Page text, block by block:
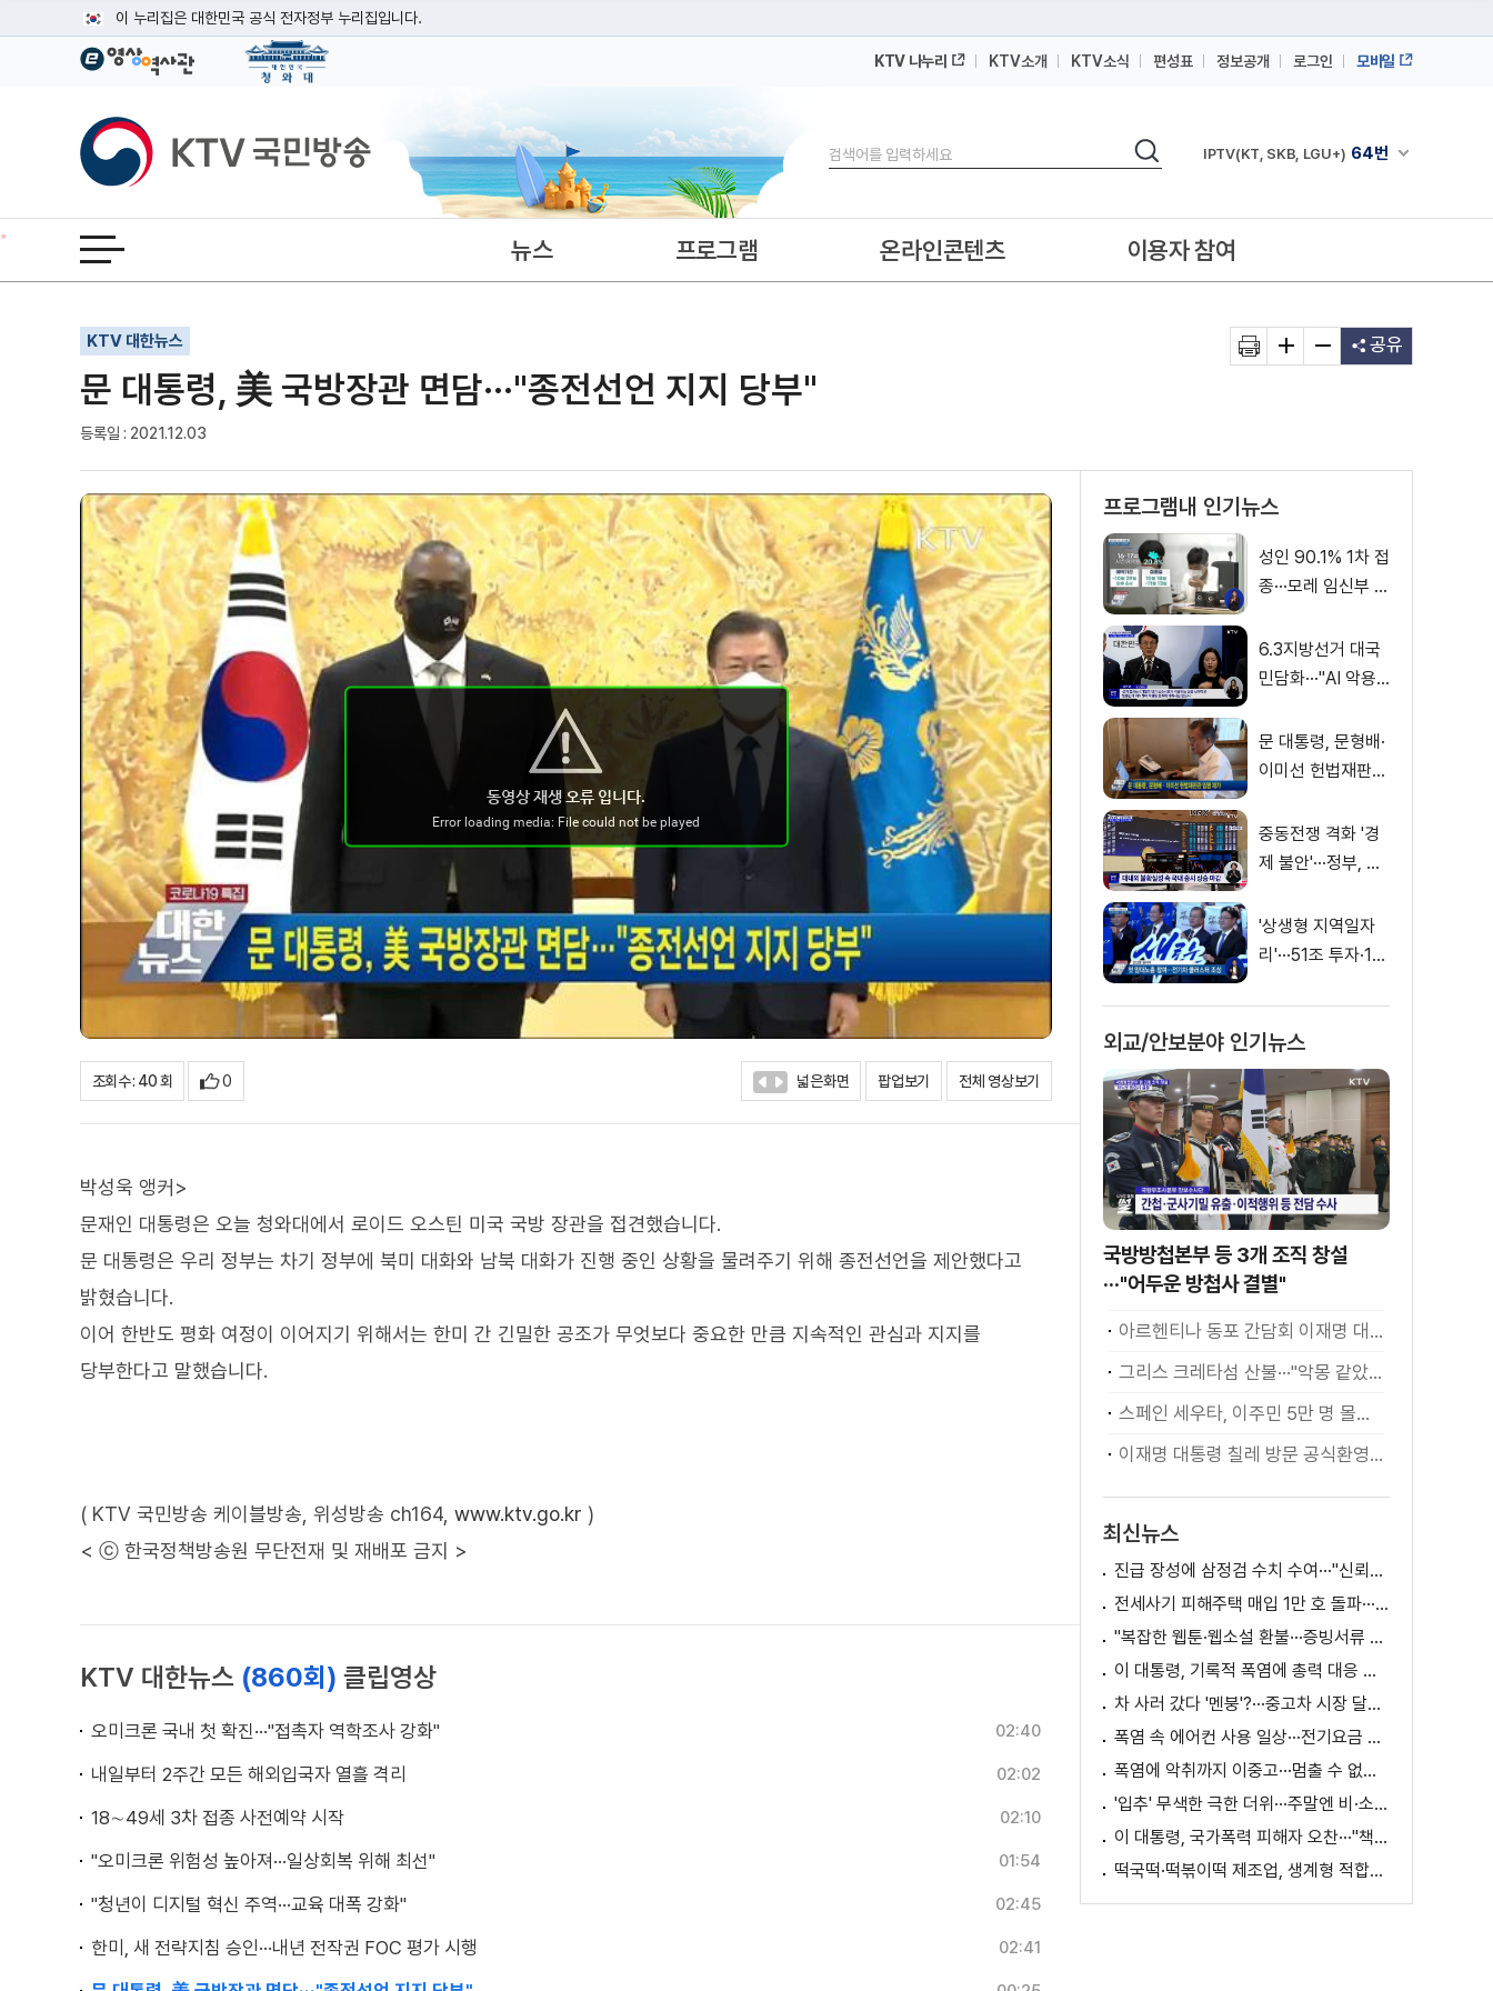
이 누리집은 대한민국 공식 전자정부 누리집입니다.
공식 누리집 주소 확인하기
이밖에 or.kr 또는 .kr등 다른 도메인 주소를 사용하고 있다면 아래 URL에서 도메인 주소를 확인해 보세요
운영중인 공식 누리집보기
KTV 나누리 KTV소개 KTV소식 편성표 정보공개 로그인 모바일
KTV국민방송
검색
검색 채널안내 펼쳐
IPTV(KT, SKB, LGU+) 64번
IPTV(KT, SKB, LGU+)
전체메뉴 열기 뉴스 프로그램 온라인콘텐츠 이용자 참여
KTV 대한뉴스
문 대통령, 美 국방장관 면담···"종전선언 지지 당부"
등록일 : 2021.12.03
기사인쇄
글자확대
글자축소 공유
조회수 : 40 회 0 넓은화면 팝업보기 전체 영상보기
박성욱 앵커>
문재인 대통령은 오늘 청와대에서 로이드 오스틴 미국 국방 장관을 접견했습니다.
문 대통령은 우리 정부는 차기 정부에 북미 대화와 남북 대화가 진행 중인 상황을 물려주기 위해 종전선언을 제안했다고
밝혔습니다.
이어 한반도 평화 여정이 이어지기 위해서는 한미 간 긴밀한 공조가 무엇보다 중요한 만큼 지속적인 관심과 지지를
당부한다고 말했습니다.
( KTV 국민방송 케이블방송, 위성방송 ch164, www.ktv.go.kr )
< ⓒ 한국정책방송원 무단전재 및 재배포 금지 >
KTV 대한뉴스 (860회) 클립영상
오미크론 국내 첫 확진···"접촉자 역학조사 강화" 02:40
내일부터 2주간 모든 해외입국자 열흘 격리 02:02
18∼49세 3차 접종 사전예약 시작 02:10
"오미크론 위험성 높아져···일상회복 위해 최선" 01:54
"청년이 디지털 혁신 주역···교육 대폭 강화" 02:45
한미, 새 전략지침 승인···내년 전작권 FOC 평가 시행 02:41
프로그램내 인기뉴스
성인 90.1% 1차 접
종···모레 임신부 사
6.3지방선거 대국
민담화···"AI 악용
문 대통령, 문형배·
이미선 헌법재판관
중동전쟁 격화 '경
제 불안'···정부, 금
소화
'상생형 지역일자
리'···51조 투자·13
외교/안보분야 인기뉴스
국방방첩본부 등 3개 조직 창설
···"어두운 방첩사 결별"
아르헨티나 동포 간담회 이재명 대통령 모두발언
그리스 크레타섬 산불···"악몽 같았다" [월드 투데이]
스페인 세우타, 이주민 5만 명 몰려 [월드 투데이]
이재명 대통령 칠레 방문 공식환영식
최신뉴스
진급 장성에 삼정검 수치 수여···"신뢰회복 애써달라"
전세사기 피해주택 매입 1만 호 돌파···피해 지원 속도
"복잡한 웹툰·웹소설 환불···증빙서류 요구까지"
이 대통령, 기록적 폭염에 총력 대응 지시 [외신에 비친 한국]
차 사러 갔다 '멘붕'?···중고차 시장 달라진다
폭염 속 에어컨 사용 일상···전기요금 줄이려면?
폭염에 악취까지 이중고···멈출 수 없는 필수노동
'입추' 무색한 극한 더위···주말엔 비·소나기
이 대통령, 국가폭력 피해자 오찬···"책임지고 치유"
떡국떡·떡볶이떡 제조업, 생계형 적합업종 재지정